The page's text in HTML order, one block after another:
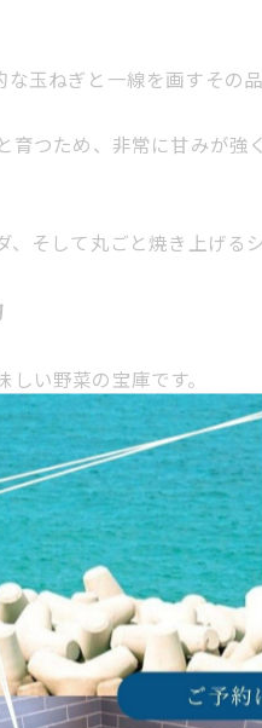
な玉ねぎと一線を画すその
育つため、非常に甘みが
、そして丸ごと焼き上げる
い野菜の宝庫です。
島の豊かな自然環境で育っ
産物が並ぶ直売所や道の駅
人で料理する時間も旅の
グで、仲間とみんなで乾杯